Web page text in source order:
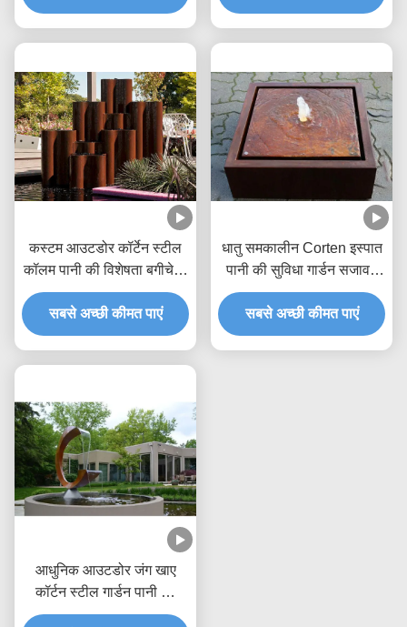
कस्टम आउटडोर कॉर्टेन स्टील
कॉलम पानी की विशेषता बगीचे के
लिए फव्वारा
सबसे अच्छी कीमत पाएं
धातु समकालीन Corten इस्पात
पानी की सुविधा गार्डन सजावट
जंग सतह
सबसे अच्छी कीमत पाएं
आधुनिक आउटडोर जंग खाए
कॉर्टन स्टील गार्डन पानी की
सुविधा